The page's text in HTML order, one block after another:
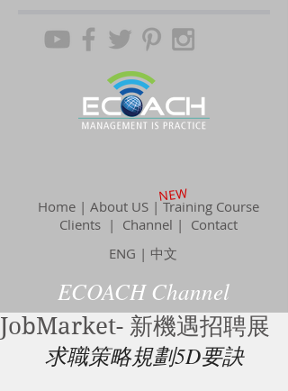
Home | About US | Training Course
Clients | Channel | Contact
ENG | 中文
NEW
ECOACH Channel
JobMarket- 新機遇招聘展
求職策略規劃5D要訣